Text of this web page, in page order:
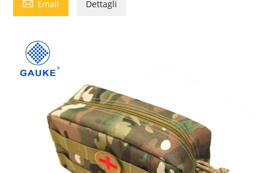
 Email Dettagli